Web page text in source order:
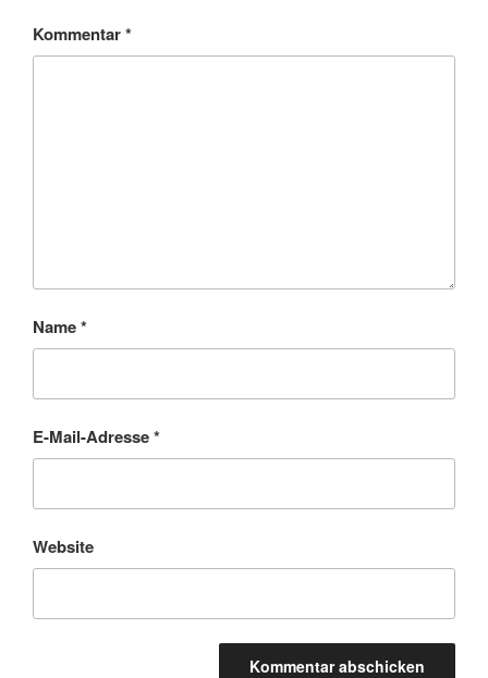
Kommentar*
Name*
E-Mail-Adresse*
Website